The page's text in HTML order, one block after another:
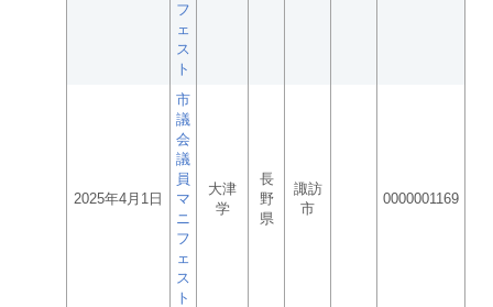
フ
ェ
ス
ト
2025年4月1日
市
議
会
議
員
マ
ニ
フ
ェ
ス
ト
大津
学
長
野
県
諏訪
市
0000001169